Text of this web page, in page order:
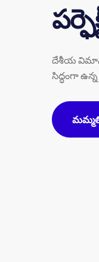
దేశీయ విమాన
సిద్ధంగా